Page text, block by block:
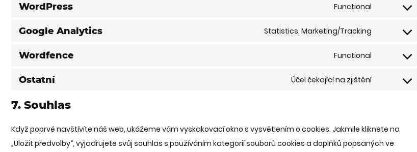
google-
WordPress Functional
Consent
wordpress
Google Analytics Statistics, Marketing/Tracking
Consent
google-
Wordfence Functional
Consent
Ostatní Účel čekající na zjištění
Consent
ostatní
7. Souhlas
Když poprvé navštívíte náš web, ukážeme vám vyskakovací okno s vysvětlením o cookies. Jakmile kliknete na
„Uložit předvolby“, vyjadřujete svůj souhlas s používáním kategorií souborů cookies a doplňků popsaných ve